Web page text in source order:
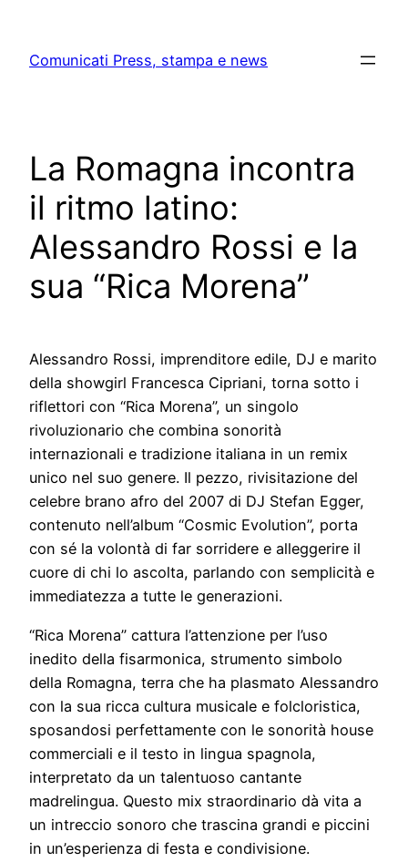
content
Comunicati Press, stampa e news
La Romagna incontra
il ritmo latino:
Alessandro Rossi e la
sua “Rica Morena”
Alessandro Rossi, imprenditore edile, DJ e marito
della showgirl Francesca Cipriani, torna sotto i
riflettori con “Rica Morena”, un singolo
rivoluzionario che combina sonorità
internazionali e tradizione italiana in un remix
unico nel suo genere. Il pezzo, rivisitazione del
celebre brano afro del 2007 di DJ Stefan Egger,
contenuto nell’album “Cosmic Evolution”, porta
con sé la volontà di far sorridere e alleggerire il
cuore di chi lo ascolta, parlando con semplicità e
immediatezza a tutte le generazioni.
“Rica Morena” cattura l’attenzione per l’uso
inedito della fisarmonica, strumento simbolo
della Romagna, terra che ha plasmato Alessandro
con la sua ricca cultura musicale e folcloristica,
sposandosi perfettamente con le sonorità house
commerciali e il testo in lingua spagnola,
interpretato da un talentuoso cantante
madrelingua. Questo mix straordinario dà vita a
un intreccio sonoro che trascina grandi e piccini
in un’esperienza di festa e condivisione.